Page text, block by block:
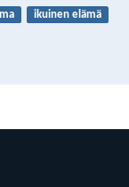
ikuinen elämä